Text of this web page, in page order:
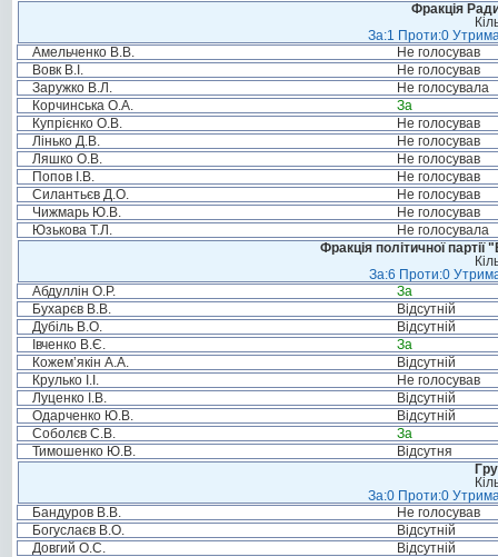
Фракція
За:1 Проти:0
Амельченко В.В.
Не голосував
Вовк В.І.
Не голосував
Заружко В.Л.
Не голосувала
Корчинська О.А.
За
Купрієнко О.В.
Не голосував
Лінько Д.В.
Не голосував
Ляшко О.В.
Не голосував
Попов І.В.
Не голосував
Силантьєв Д.О.
Не голосував
Чижмарь Ю.В.
Не голосував
Юзькова Т.Л.
Не голосувала
Фракція політичної
За:6 Проти:0
Абдуллін О.Р.
За
Бухарєв В.В.
Відсутній
Дубіль В.О.
Відсутній
Івченко В.Є.
За
Кожем’якін А.А.
Відсутній
Крулько І.І.
Не голосував
Луценко І.В.
Відсутній
Одарченко Ю.В.
Відсутній
Соболєв С.В.
За
Тимошенко Ю.В.
Відсутня
За:0 Проти:0
Бандуров В.В.
Не голосував
Богуслаєв В.О.
Відсутній
Довгий О.С.
Відсутній